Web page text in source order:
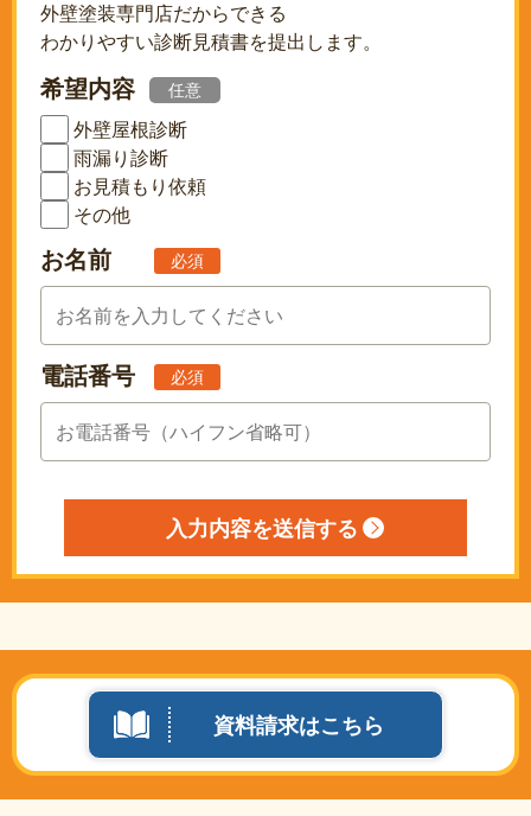
外壁塗装専門店だからできる
わかりやすい診断見積書を提出します。
希望内容 任意
外壁屋根診断
雨漏り診断
お見積もり依頼
その他
お名前 必須
電話番号 必須
資料請求はこちら